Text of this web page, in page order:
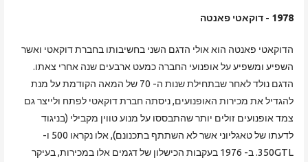
1978 - דוקאטי פאנטה
הדוקאטי פאנטה הוא אולי הדגם השני בחשיבותו בחברת דוקאטי ואשר
השפיע ומשפיע על אופנועי החברה כמעט ארבעים שנה אחרי צאתו.
הדגם נולד לאחר שבתחילת שנות ה- 70 של המאה הקודמת על מנת
להגדיל את מכירות האופנועים, ניסתה חברת דוקאטי לפתח ולייצר גם
צמד אופנועים זולים יותר שהתבססו על מנוע טווין מקבילי (בניגוד
לדעתו של טאגליוני אשר לא השתתף בתכנונם), אלו נקראו 500 ו-
350GTL. ב- 1976 בעקבות הכישלון של דגמים אלו במכירות, בעיקר